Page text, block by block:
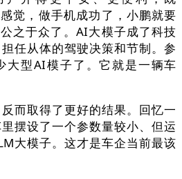
觉，做手机成功了，小鹏就要
之于众了。AI大模子成了科技
任从体的驾驶决策和节制。参
大型AI模子了。它就是一辆车
取得了更好的结果。回忆一
摆设了一个参数量较小、但运
大模子。这才是车企当前最该